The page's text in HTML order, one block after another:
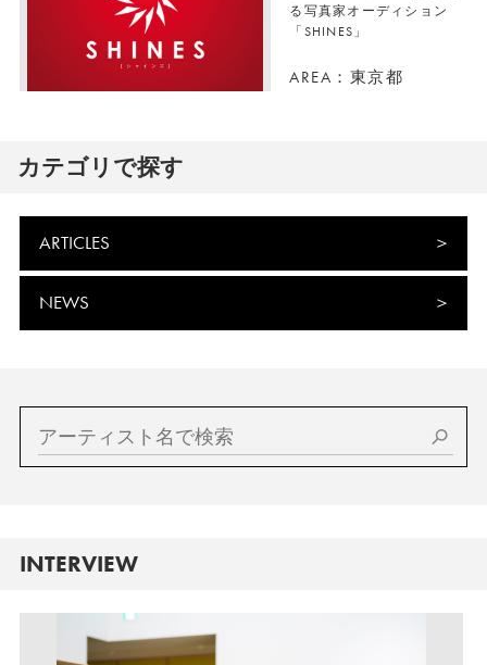
る写真家オーディション
「SHINES」
AREA：東京都
カテゴリで探す
ARTICLES
NEWS
INTERVIEW